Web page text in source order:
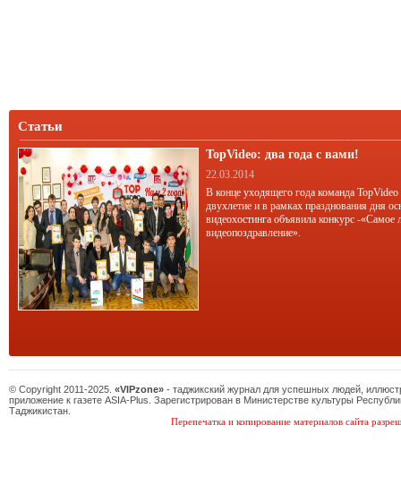
Статьи
TopVideo: два года с вами!
22.03.2014
В конце уходящего года команда TopVideo
двухлетие и в рамках празднования дня
видеохостинга объявила конкурс -«Самое
видеопоздравление».
© Copyright 2011-2025. «VIPzone» - таджикский журнал для успешных людей,
приложение к газете ASIA-Plus. Зарегистрирован в Министерстве культуры
Таджикистан.
Перепечатка и копирование материалов сайта